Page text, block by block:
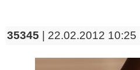
35345 | 22.02.2012 10:25 |